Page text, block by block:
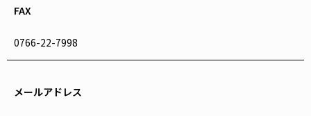
FAX
0766-22-7998
メールアドレス